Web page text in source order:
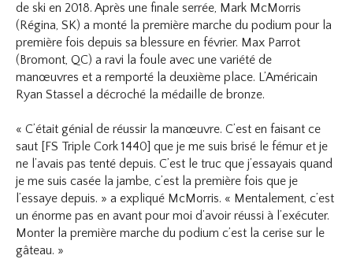
de ski en 2018. Après une finale serrée, Mark McMorris
(Régina, SK) a monté la première marche du podium pour la
première fois depuis sa blessure en février. Max Parrot
(Bromont, QC) a ravi la foule avec une variété de
manœuvres et a remporté la deuxième place. L’Américain
Ryan Stassel a décroché la médaille de bronze.
« C’était génial de réussir la manœuvre. C’est en faisant ce
saut [FS Triple Cork 1440] que je me suis brisé le fémur et je
ne l’avais pas tenté depuis. C’est le truc que j’essayais quand
je me suis casée la jambe, c’est la première fois que je
l’essaye depuis. » a expliqué McMorris. « Mentalement, c’est
un énorme pas en avant pour moi d’avoir réussi à l’exécuter.
Monter la première marche du podium c’est la cerise sur le
gâteau. »